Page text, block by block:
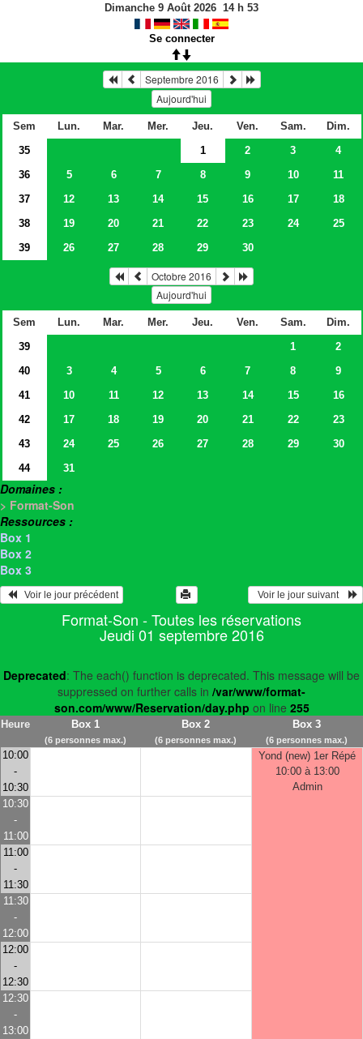
Dimanche 9 Août 2026 14h 53
Se connecter
Septembre 2016
Aujourd'hui
Sem Lun. Mar. Mer. Jeu. Ven. Sam.
Dim.
35
1 2 3
4
36
5 6 7 8 9 10
11
37
12 13 14 15 16 17
18
38
19 20 21 22 23 24
25
39
26 27 28 29 30
Octobre 2016
Aujourd'hui
Sem Lun. Mar. Mer. Jeu. Ven. Sam.
Dim.
39
1
2
40
3 4 5 6 7 8
9
41
10 11 12 13 14 15
16
42
17 18 19 20 21 22
23
43
24 25 26 27 28 29
30
44
31
Domaines :
> Format-Son
Ressources :
Box 1
Box 2
Box 3
   Voir le jour précédent
  Voir le jour suivant
Format-Son - Toutes les réservations
Jeudi 01 septembre 2016
Deprecated: The each() function is deprecated. This message will be
suppressed on further calls in /var/www/format-
son.com/www/Reservation/day.php on line 255
Heure Box 1
(6 personnes max.)
Box 2
(6 personnes max.)
Box 3
(6 personnes max.)
10:00
-
10:30
Yond (new) 1er Répé
10:00 à 13:00
Admin
10:30
-
11:00
11:00
-
11:30
11:30
-
12:00
12:00
-
12:30
12:30
-
13:00